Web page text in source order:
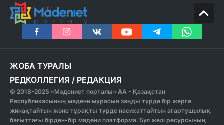
ЖОБА ТУРАЛЫ
РЕДКОЛЛЕГИЯ / РЕДАКЦИЯ
© 2018-2025 «Мәдениет порталы» АА - Қазақстан
Республикасының мәдени мұрасын заңды түрде бір жерге
жинақтайтын және тұрақты түрде насихаттайтын ағартушылық
бағыттағы бірден-бір мәдени платформа. Бұл желі ресурсының